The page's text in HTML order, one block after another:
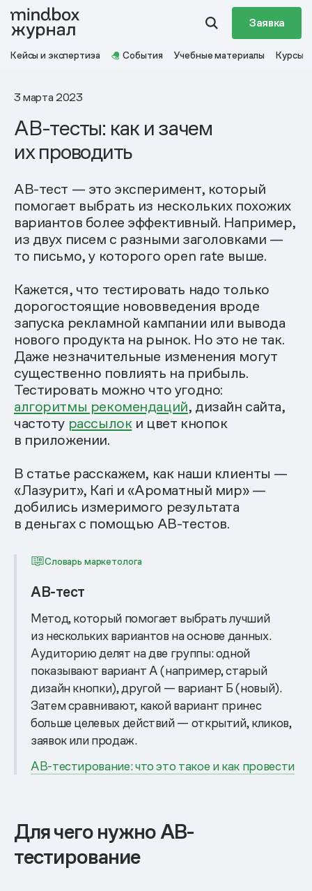
Заявка
Кейсы и экспертиза События Учебные материалы Курсы
3 марта 2023
AB-тесты: как и зачем
их проводить
АВ-тест — это эксперимент, который
помогает выбрать из нескольких похожих
вариантов более эффективный. Например,
из двух писем с разными заголовками —
то письмо, у которого open rate выше.
Кажется, что тестировать надо только
дорогостоящие нововведения вроде
запуска рекламной кампании или вывода
нового продукта на рынок. Но это не так.
Даже незначительные изменения могут
существенно повлиять на прибыль.
Тестировать можно что угодно:
алгоритмы рекомендаций, дизайн сайта,
частоту рассылоки цвет кнопок
в приложении.
В статье расскажем, как наши клиенты —
«Лазурит», Kari и «Ароматный мир» —
добились измеримого результата
в деньгах с помощью АВ-тестов.
Словарь маркетолога
AB-тест
Метод, который помогает выбрать лучший
из нескольких вариантов на основе данных.
Аудиторию делят на две группы: одной
показывают вариант А (например, старый
дизайн кнопки), другой — вариант Б (новый).
Затем сравнивают, какой вариант принес
больше целевых действий — открытий, кликов,
заявок или продаж.
AB-тестирование: что это такое и как провести
Для чего нужно АВ-
тестирование